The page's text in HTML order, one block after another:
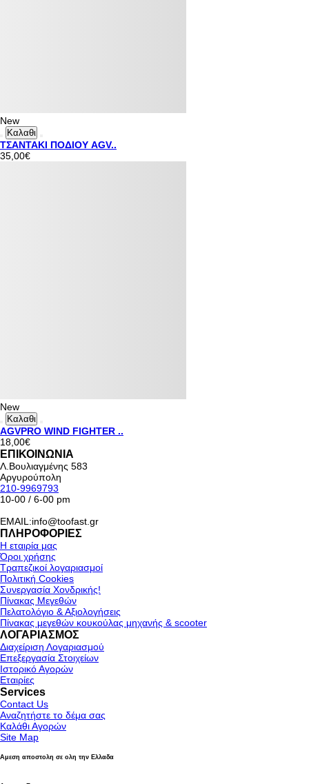
New
Καλαθι
ΤΣΑΝΤΑΚΙ ΠΟΔΙΟΥ AGV..
35,00€
New
Καλαθι
AGVPRO WIND FIGHTER ..
18,00€
ΕΠΙΚΟΙΝΩΝΙΑ
Λ.Βουλιαγμένης 583
Αργυρούπολη
210-9969793
10-00 / 6-00 pm
EMAIL:info@toofast.gr
ΠΛΗΡΟΦΟΡΙΕΣ
Η εταιρία μας
Όροι χρήσης
Τραπεζικοί λογαριασμοί
Πολιτική Cookies
Συνεργασία Χονδρικής!
Πίνακας Μεγεθών
Πελατολόγιο & Αξιολογήσεις
Πίνακας μεγεθών κουκούλας μηχανής & scooter
ΛΟΓΑΡΙΑΣΜΟΣ
Διαχείριση Λογαριασμού
Επεξεργασία Στοιχείων
Ιστορικό Αγορών
Εταιρίες
Services
Contact Us
Αναζητήστε το δέμα σας
Καλάθι Αγορών
Site Map
Αμεση αποστολη σε ολη την Ελλαδα